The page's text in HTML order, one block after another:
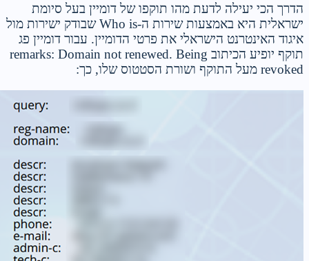
הדרך הכי יעילה לדעת מהו תוקפו של דומיין בעל סיומת
ישראלית היא באמצעות שירות ה-Who is שבודק ישירות מול
איגוד האינטרנט הישראלי את פרטי הדומיין. עבור דומיין פג
תוקף יופיע הכיתוב remarks: Domain not renewed. Being
revoked מעל התוקף ושורת הסטטוס שלו, כך: